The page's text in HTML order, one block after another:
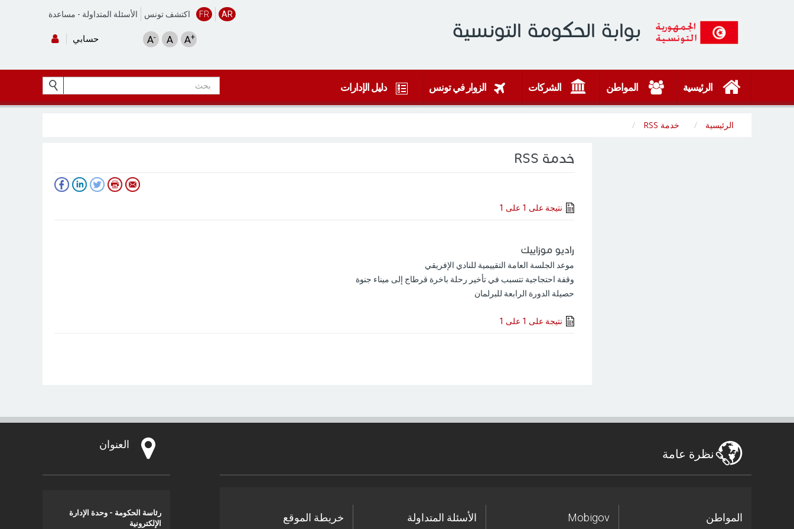
بوابة الحكومة التونسية
الأسئلة المتداولة - مساعدة اكتشف تونس FR AR
حسابي A- A A+
الرئيسية المواطن الشركات الزوار في تونس دليل الإدارات
الرئيسية RSS خدمة
RSS خدمة
نتيجة على 1 على 1
راديو موزاييك
موعد الجلسة العامة التقييمية للنادي الإفريقي
وقفة احتجاجية تتسبب في تأخير رحلة باخرة قرطاج إلى ميناء جنوة
حصيلة الدورة الرابعة للبرلمان
نتيجة على 1 على 1
نظرة عامة
العنوان
المواطن Mobigov الأسئلة المتداولة خريطة الموقع
رئاسة الحكومة - وحدة الإدارة
الإلكترونية